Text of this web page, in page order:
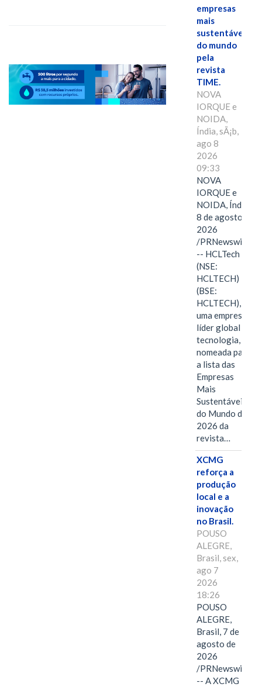
empresas
mais
sustentáveis
do mundo
pela
revista
TIME.
NOVA
IORQUE e
NOIDA,
Índia, sÃ¡b,
ago 8
2026
09:33
NOVA
IORQUE e
NOIDA, Índia,
8 de agosto de
2026
/PRNewswire/
-- HCLTech
(NSE:
HCLTECH)
(BSE:
HCLTECH),
uma empresa
líder global em
tecnologia, foi
nomeada para
a lista das
Empresas
Mais
Sustentáveis
do Mundo de
2026 da
revista…
XCMG
reforça a
produção
local e a
inovação
no Brasil.
POUSO
ALEGRE,
Brasil, sex,
ago 7
2026
18:26
POUSO
ALEGRE,
Brasil, 7 de
agosto de
2026
/PRNewswire/
-- A XCMG